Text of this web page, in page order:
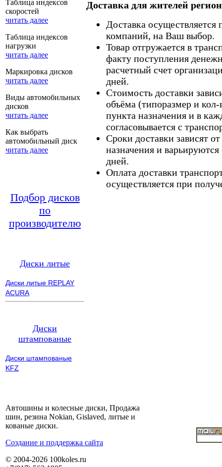
Таблица индексов
скоростей
читать далее
Таблица индексов
нагрузки
читать далее
Маркировка дисков
читать далее
Виды автомобильных
дисков
читать далее
Как выбрать
автомобильный диск
читать далее
Подбор дисков
по
производителю
Диски литые
Диски литые REPLAY
ACURA
Диски
штампованые
Диски штампованые
KFZ
Доставка для жителей
Доставка
компаний, на Ваш выбор.
Товар отгружается в
факту поступления
расчетный счет
дней.
Стоимость доставки
объёма (типоразмер и кол-
пункта назначения и в
согласовывается с
Сроки доставки зависят
назначения и
дней.
Оплата доставки
осуществляется при
Автошины и колесные диски, Продажа
шин, резина Nokian, Gislaved, литые и
кованые диски.
Cоздание и поддержка сайта
© 2004-2026 100koles.ru